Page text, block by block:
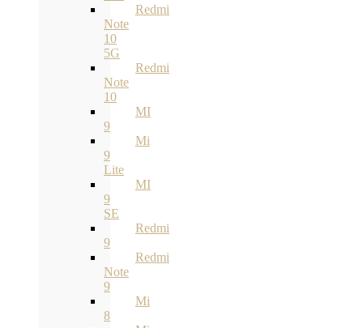
Redmi
Note
10
5G
Redmi
Note
10
MI
9
Mi
9
Lite
MI
9
SE
Redmi
9
Redmi
Note
9
Mi
8